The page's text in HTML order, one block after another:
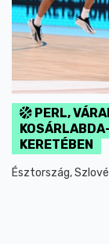
PERL,
KERETÉBEN
Észtország,